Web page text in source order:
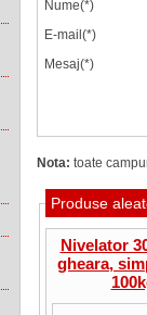
Nume(*)
E-mail(*)
Mesaj(*)
Nota: toate
Produse
Nivelator
gheara,